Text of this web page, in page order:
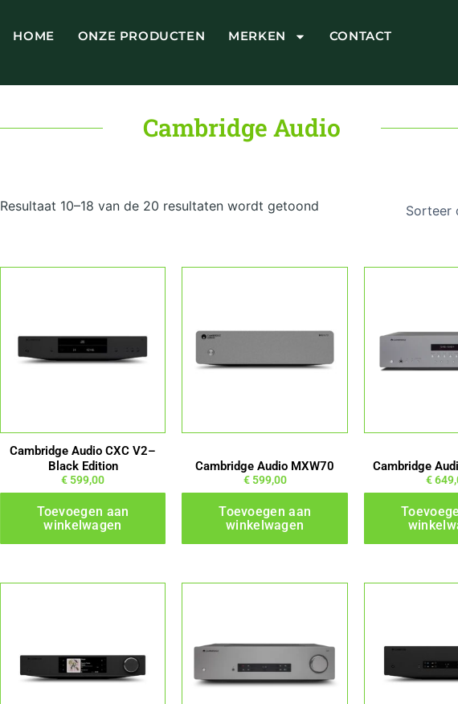
HOME ONZE PRODUCTEN MERKEN CONTACT
Cambridge Audio
Resultaat 10–18 van de 20 resultaten wordt getoondop
Cambridge Audio CXC V2–
Black Edition
€ 599,00
Toevoegen aan
winkelwagen
Cambridge Audio MXW70
€599,00
Toevoegen aan
winkelwagen
Cambridge
€